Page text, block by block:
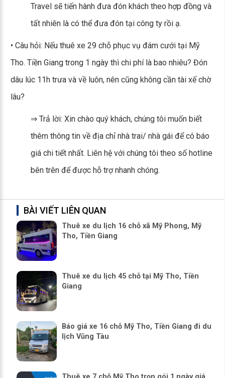
Travel sẽ tiến hành đưa đón khách theo hợp đồng và
tất nhiên là có thể đưa đón tại công ty rồi ạ.
• Câu hỏi: Nếu thuê xe 29 chỗ phục vụ đám cưới tại Mỹ
Tho. Tiền Giang trong 1 ngày thì chi phí là bao nhiêu? Đón
dâu lúc 11h trưa và về luôn, nên cũng không cần tài xế chờ
lâu?
⇒ Trả lời: Xin chào quý khách, chúng tôi muốn biết
thêm thông tin về địa chỉ nhà trai/ nhà gái để có báo
giá chi tiết nhất. Liên hệ với chúng tôi theo số hotline
bên trên để được hỗ trợ nhanh chóng.
BÀI VIẾT LIÊN QUAN
Thuê xe du lịch 16 chỗ xã Mỹ Phong, Mỹ
Tho, Tiền Giang
Thuê xe du lịch 45 chỗ tại Mỹ Tho, Tiền
Giang
Báo giá xe 16 chỗ Mỹ Tho, Tiền Giang đi du
lịch Vũng Tàu